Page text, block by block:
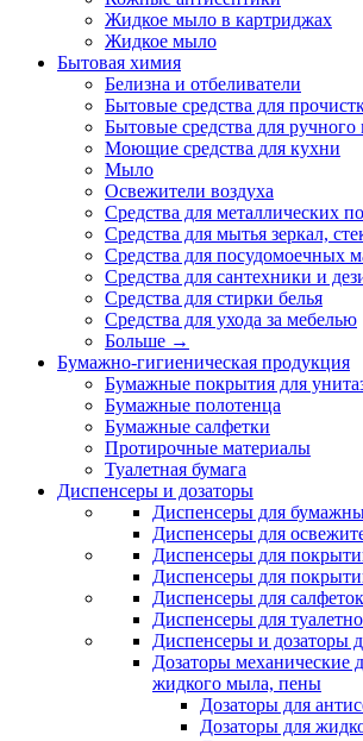
Жидкое мыло в картриджах
Жидкое мыло
Бытовая химия
Белизна и отбеливатели
Бытовые средства для
Бытовые средства для
Моющие средства для кухни
Мыло
Освежители воздуха
Средства для металлических
Средства для мытья зеркал,
Средства для посудомоечных
Средства для сантехники и
Средства для стирки белья
Средства для ухода за мебелью
Больше →
Бумажно-гигиеническая продукция
Бумажные покрытия для
Бумажные полотенца
Бумажные салфетки
Протирочные материалы
Туалетная бумага
Диспенсеры и дозаторы
Диспенсеры для
Диспенсеры для
Диспенсеры для
Диспенсеры для
Диспенсеры для салфеток
Диспенсеры для
Диспенсеры и дозаторы
Дозаторы механические
жидкого мыла, пены
Дозаторы для
Дозаторы для